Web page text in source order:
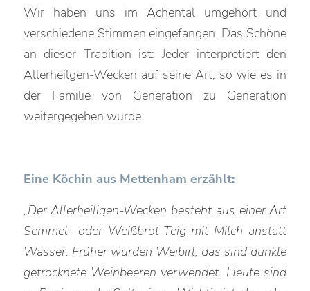
Wir haben uns im Achental umgehört und
verschiedene Stimmen eingefangen. Das Schöne
an dieser Tradition ist: Jeder interpretiert den
Allerheilgen-Wecken auf seine Art, so wie es in
der Familie von Generation zu Generation
weitergegeben wurde.
Eine Köchin aus Mettenham erzählt:
„Der Allerheiligen-Wecken besteht aus einer Art
Semmel- oder Weißbrot-Teig mit Milch anstatt
Wasser. Früher wurden Weibirl, das sind dunkle
getrocknete Weinbeeren verwendet. Heute sind